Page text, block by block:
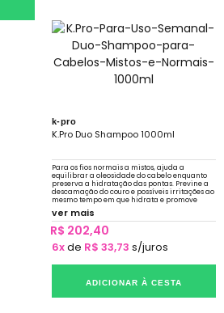
k-pro
K.Pro Duo Shampoo 1000ml
Para os fios normais a mistos, ajuda a
equilibrar a oleosidade do cabelo enquanto
preserva a hidratação das pontas. Previne a
descamação do couro e possíveis irritações ao
mesmo tempo em que hidrata e promove
sedosidade.
ver mais
R$ 202,40
6xde R$ 33,73 s/juros
ADICIONAR À CESTA